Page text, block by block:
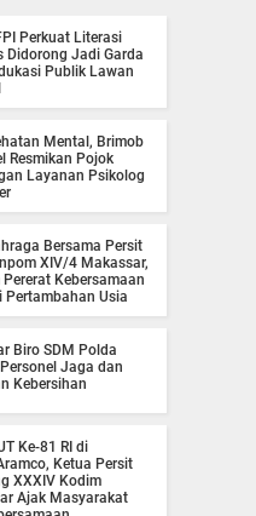
Perkuat Literasi
Didorong Jadi Garda
Publik Lawan
Mental, Brimob
Resmikan Pojok
Layanan Psikolog
Bersama Persit
XIV/4 Makassar,
Kebersamaan
Pertambahan Usia
Biro SDM Polda
Jaga dan
Kebersihan
Ke-81 RI di
Ketua Persit
XXXIV Kodim
Ajak Masyarakat